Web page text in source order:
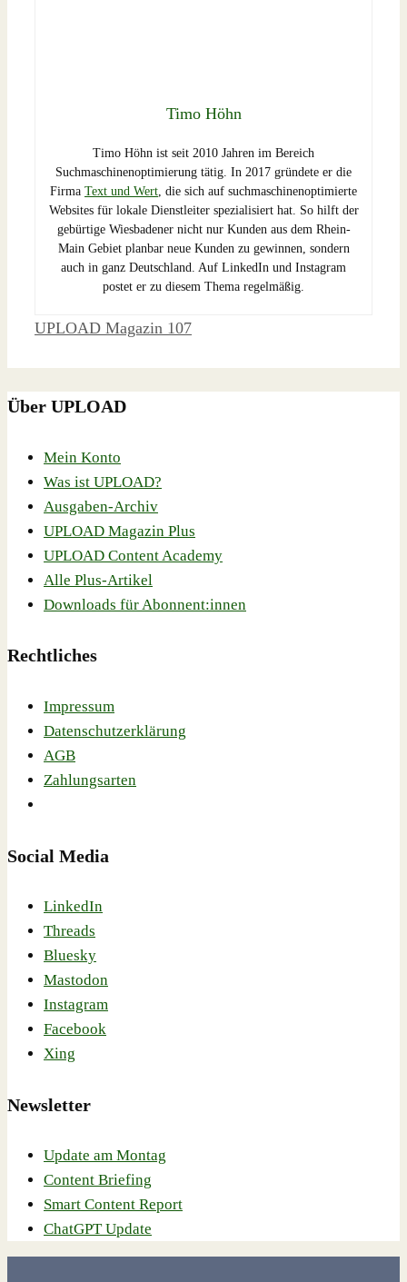
Timo Höhn
Timo Höhn ist seit 2010 Jahren im Bereich
Suchmaschinenoptimierung tätig. In 2017 gründete er die
Firma Text und Wert , die sich auf suchmaschinenoptimierte
Websites für lokale Dienstleiter spezialisiert hat. So hilft der
gebürtige Wiesbadener nicht nur Kunden aus dem Rhein-
Main Gebiet planbar neue Kunden zu gewinnen, sondern
auch in ganz Deutschland. Auf LinkedIn und Instagram
postet er zu diesem Thema regelmäßig.
Schlagwörter
UPLOAD Magazin 107
Über UPLOAD
Mein Konto
Was ist UPLOAD?
Ausgaben-Archiv
UPLOAD Magazin Plus
UPLOAD Content Academy
Alle Plus-Artikel
Downloads für Abonnent:innen
Rechtliches
Impressum
Datenschutzerklärung
AGB
Zahlungsarten
Social Media
LinkedIn
Threads
Bluesky
Mastodon
Instagram
Facebook
Xing
Newsletter
Update am Montag
Content Briefing
Smart Content Report
ChatGPT Update